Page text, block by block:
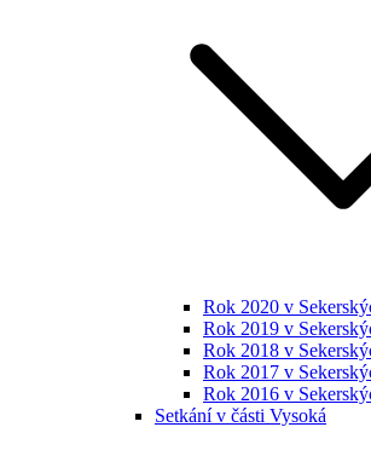
Rok 2020 v
Rok 2019 v
Rok 2018 v
Rok 2017 v
Rok 2016 v
Setkání v části Vysoká